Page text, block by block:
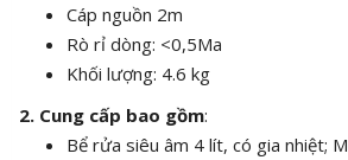
Cáp nguồn 2m
Rò rỉ dòng: <0,5Ma
Khối lượng: 4.6 kg
2. Cung cấp bao gồm:
Bể rửa siêu âm 4 lít, có gia nhiệt;